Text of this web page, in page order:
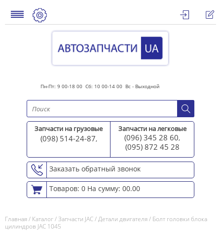
Пн-Пт: 9 00-18 00 Сб: 10 00-14 00 Вс - Выходной
Запчасти на грузовые
(098) 514-24-87,
Запчасти на легковые
(096) 345 28 60,
(095) 872 45 28
Заказать обратный звонок
Товаров: 0 На сумму: 00.00
Главная/ Каталог/Запчасти JAC/Детали двигателя/ Болт головки блока
цилиндров JAC 1045